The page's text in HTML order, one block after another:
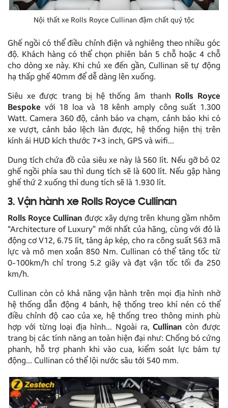
Nội thất xe Rolls Royce Cullinan đậm chất quý tộc
Ghế ngồi có thể điều chỉnh điện và nghiêng theo nhiều góc
độ. Khách hàng có thể chọn phiên bản 5 chỗ hoặc 4 chỗ
cho dòng xe này. Khi chủ xe đến gần, Cullinan sẽ tự động
hạ thấp ghế 40mm để dễ dàng lên xuống.
Siêu xe được trang bị hệ thống âm thanh Rolls Royce
Bespoke với 18 loa và 18 kênh amply công suất 1.300
Watt. Camera 360 độ, cảnh báo va chạm, cảnh báo khi có
xe vượt, cảnh bảo lệch làn được, hệ thống hiện thị trên
kính ái HUD kích thước 7×3 inch, GPS và wifi…
Dung tích chứa đồ của siêu xe này là 560 lít. Nếu gỡ bỏ 02
ghế ngồi phía sau thì dung tích sẽ là 600 lít. Nếu gập hàng
ghế thứ 2 xuống thì dung tích sẽ là 1.930 lít.
3. Vận hành xe Rolls Royce Cullinan
Rolls Royce Cullinan được xây dựng trên khung gầm nhôm
“Architecture of Luxury” mới nhất của hãng, cùng với đó là
động cơ V12, 6.75 lít, tăng áp kép, cho ra công suất 563 mã
lực và mô men xoắn 850 Nm. Cullinan có thể tăng tốc từ
0-100km/h chỉ trong 5.2 giây và đạt vận tốc tối đa 250
km/h.
Cullinan còn có khả năng vận hành trên mọi địa hình nhờ
hệ thống dẫn động 4 bánh, hệ thống treo khí nén có thể
điều chỉnh độ cao của xe, hệ thống treo thông minh phù
hợp với từng loại địa hình… Ngoài ra,Cullinan còn được
trang bị các tính năng an toàn hiện đại như: Chống bó cứng
phanh, hỗ trợ phanh khi vào cua, kiểm soát lực bám tự
động… Cullinan có thể lội nước sâu tới 540 mm.